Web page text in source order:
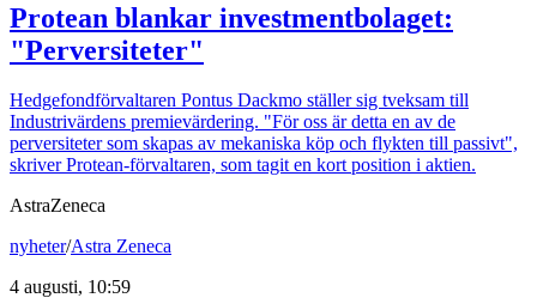
Protean blankar investmentbolaget:
"Perversiteter"
Hedgefondförvaltaren Pontus Dackmo ställer sig tveksam till
Industrivärdens premievärdering. "För oss är detta en av de
perversiteter som skapas av mekaniska köp och flykten till passivt",
skriver Protean-förvaltaren, som tagit en kort position i aktien.
AstraZeneca
nyheter/Astra Zeneca
4 augusti, 10:59